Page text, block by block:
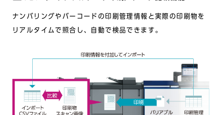
ナンバリングやバーコードの印刷管理情報と実際の印刷物を
リアルタイムで照合し、自動で検品できます。